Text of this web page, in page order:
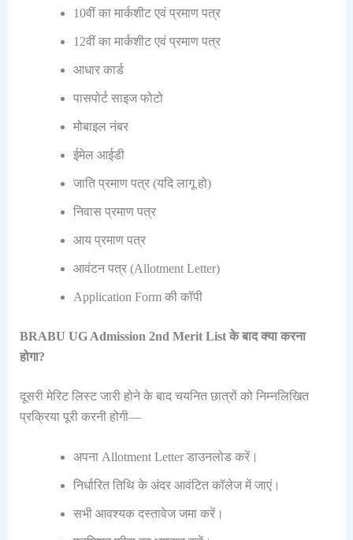
10वीं का मार्कशीट एवं प्रमाण पत्र
12वीं का मार्कशीट एवं प्रमाण पत्र
आधार कार्ड
पासपोर्ट साइज फोटो
मोबाइल नंबर
ईमेल आईडी
जाति प्रमाण पत्र (यदि लागू हो)
निवास प्रमाण पत्र
आय प्रमाण पत्र
आवंटन पत्र (Allotment Letter)
Application Form की कॉपी
BRABU UG Admission 2nd Merit List के बाद क्या करना
होगा?
दूसरी मेरिट लिस्ट जारी होने के बाद चयनित छात्रों को निम्नलिखित
प्रक्रिया पूरी करनी होगी—
अपना Allotment Letter डाउनलोड करें।
निर्धारित तिथि के अंदर आवंटित कॉलेज में जाएं।
सभी आवश्यक दस्तावेज जमा करें।